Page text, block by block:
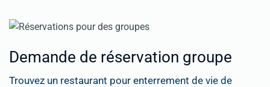
Demande de réservation groupe
Trouvez un restaurant pour enterrement de vie de